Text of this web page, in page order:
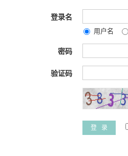
登录名
用户名
密码
验证码
登 录